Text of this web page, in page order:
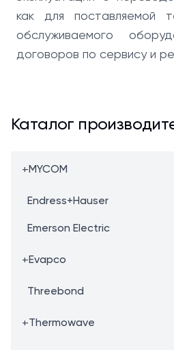
как для поставляемой
обслуживаемого
договоров по сервису и
Каталог
+MYCOM
Endress+Hauser
Emerson Electric
+Evapco
Threebond
+Thermowave